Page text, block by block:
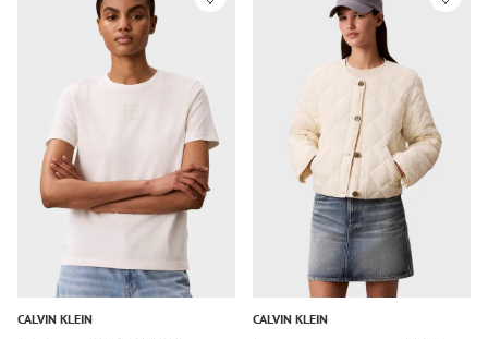
CALVIN KLEIN CALVIN KLEIN